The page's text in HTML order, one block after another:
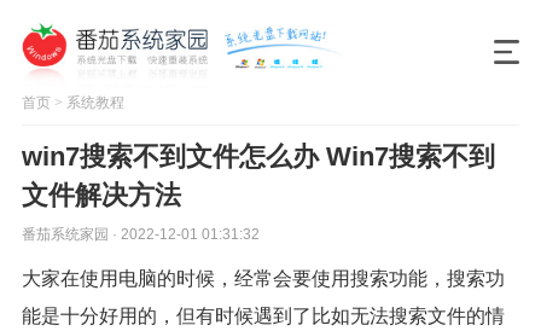
首页> 系统教程
win7搜索不到文件怎么办 Win7搜索不到
文件解决方法
番茄系统家园 · 2022-12-01 01:31:32
大家在使用电脑的时候，经常会要使用搜索功能，搜索功
能是十分好用的，但有时候遇到了比如无法搜索文件的情